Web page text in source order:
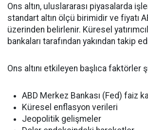
Ons altın, uluslararası piyasalarda
standart altın ölçü birimidir ve fiyatı
üzerinden belirlenir. Küresel
bankaları tarafından yakından takip
Ons altını etkileyen başlıca faktörler
ABD Merkez Bankası (Fed) faiz
Küresel enflasyon verileri
Jeopolitik gelişmeler